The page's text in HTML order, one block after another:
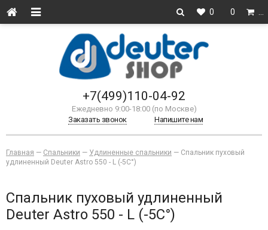
0 0
+7(499)110-04-92
Ежедневно 9:00-18:00 (по Москве)
Заказать звонок
Напишите нам
Главная — Спальники — Удлиненные спальники — Спальник пуховый
удлиненный Deuter Astro 550 - L (-5С°)
Спальник пуховый удлиненный
Deuter Astro 550 - L (-5С°)